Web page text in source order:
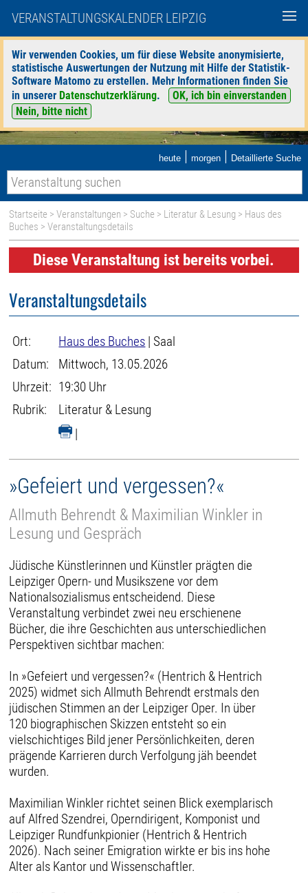
VERANSTALTUNGSKALENDER LEIPZIG
Wir verwenden Cookies, um für diese Website anonymisierte,
statistische Auswertungen der Nutzung mit Hilfe der Statistik-
Software Matomo zu erstellen. Mehr Informationen finden Sie
in unserer Datenschutzerklärung.
OK, ich bin einverstanden
Nein, bitte nicht
heute | morgen | Detaillierte Suche
Startseite >Veranstaltungen > Suche > Literatur & Lesung > Haus des
Buches > Veranstaltungsdetails
Diese Veranstaltung ist bereits vorbei.
Veranstaltungsdetails
Ort: Haus des Buches | Saal
Datum:
Mittwoch, 13.05.2026
Uhrzeit: 19:30 Uhr
Rubrik:
Literatur & Lesung
|
»Gefeiert und vergessen?«
Allmuth Behrendt & Maximilian Winkler in
Lesung und Gespräch
Jüdische Künstlerinnen und Künstler prägten die
Leipziger Opern- und Musikszene vor dem
Nationalsozialismus entscheidend. Diese
Veranstaltung verbindet zwei neu erschienene
Bücher, die ihre Geschichten aus unterschiedlichen
Perspektiven sichtbar machen:
In »Gefeiert und vergessen?« (Hentrich & Hentrich
2025) widmet sich Allmuth Behrendt erstmals den
jüdischen Stimmen an der Leipziger Oper. In über
120 biographischen Skizzen entsteht so ein
vielschichtiges Bild jener Persönlichkeiten, deren
prägende Karrieren durch Verfolgung jäh beendet
wurden.
Maximilian Winkler richtet seinen Blick exemplarisch
auf Alfred Szendrei, Operndirigent, Komponist und
Leipziger Rundfunkpionier (Hentrich & Hentrich
2026). Nach seiner Emigration wirkte er bis ins hohe
Alter als Kantor und Wissenschaftler.